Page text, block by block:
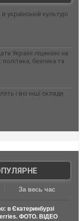
українській культурі
Україні ліцензію на
безпека та
і всі інші склади
За весь час
в Єкатеринбурзі
ФОТО. ВІДЕО